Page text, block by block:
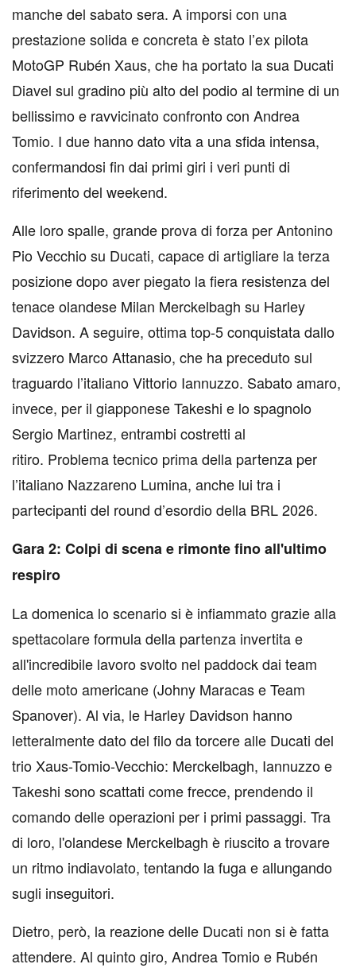
manche del sabato sera. A imporsi con una
prestazione solida e concreta è stato l’ex pilota
MotoGP Rubén Xaus, che ha portato la sua Ducati
Diavel sul gradino più alto del podio al termine di un
bellissimo e ravvicinato confronto con Andrea
Tomio. I due hanno dato vita a una sfida intensa,
confermandosi fin dai primi giri i veri punti di
riferimento del weekend.
Alle loro spalle, grande prova di forza per Antonino
Pio Vecchio su Ducati, capace di artigliare la terza
posizione dopo aver piegato la fiera resistenza del
tenace olandese Milan Merckelbagh su Harley
Davidson. A seguire, ottima top-5 conquistata dallo
svizzero Marco Attanasio, che ha preceduto sul
traguardo l’italiano Vittorio Iannuzzo. Sabato amaro,
invece, per il giapponese Takeshi e lo spagnolo
Sergio Martinez, entrambi costretti al
ritiro. Problema tecnico prima della partenza per
l’italiano Nazzareno Lumina, anche lui tra i
partecipanti del round d’esordio della BRL 2026.
Gara 2: Colpi di scena e rimonte fino all'ultimo
respiro
La domenica lo scenario si è infiammato grazie alla
spettacolare formula della partenza invertita e
all'incredibile lavoro svolto nel paddock dai team
delle moto americane (Johny Maracas e Team
Spanover). Al via, le Harley Davidson hanno
letteralmente dato del filo da torcere alle Ducati del
trio Xaus-Tomio-Vecchio: Merckelbagh, Iannuzzo e
Takeshi sono scattati come frecce, prendendo il
comando delle operazioni per i primi passaggi. Tra
di loro, l'olandese Merckelbagh è riuscito a trovare
un ritmo indiavolato, tentando la fuga e allungando
sugli inseguitori.
Dietro, però, la reazione delle Ducati non si è fatta
attendere. Al quinto giro, Andrea Tomio e Rubén